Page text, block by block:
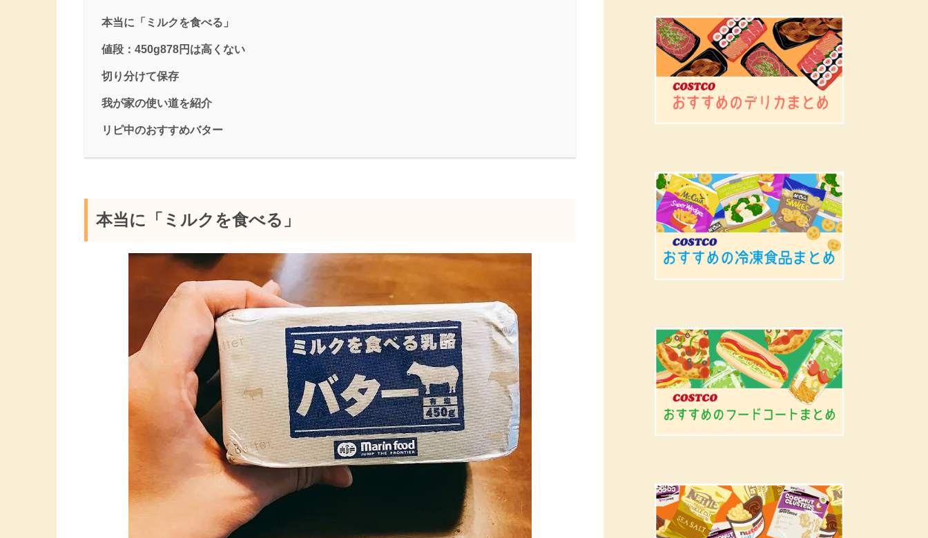
本当に「ミルクを食べる」
値段：450g878円は高くない
切り分けて保存
我が家の使い道を紹介
リピ中のおすすめバター
本当に「ミルクを食べる」